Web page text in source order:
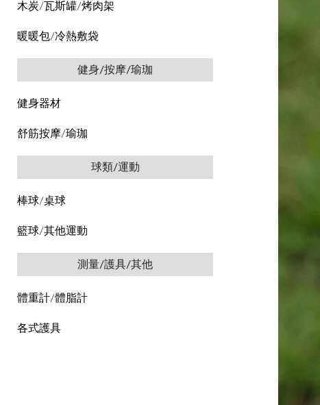
木炭/瓦斯罐/烤肉架
暖暖包/冷熱敷袋
健身/按摩/瑜珈
健身器材
舒筋按摩/瑜珈
球類/運動
棒球/桌球
籃球/其他運動
測量/護具/其他
體重計/體脂計
各式護具